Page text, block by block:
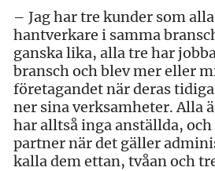
– Jag har tre kunder som
hantverkare i samma
ganska lika, alla tre har
bransch och blev mer eller
företagandet när deras
ner sina verksamheter. Alla
har alltså inga anställda,
partner när det gäller
kalla dem ettan, tvåan och